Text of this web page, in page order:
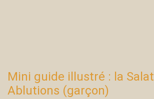
Mini guide illustré : la
Ablutions (garçon)